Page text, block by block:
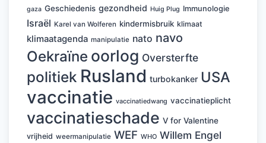
gaza Geschiedenis gezondheid Huig Plug Immunologie
Israël Karel van Wolferen kindermisbruik klimaat
klimaatagenda manipulatie nato navo
Oekraïne oorlog Oversterfte
politiek Rusland turbokanker USA
vaccinatie vaccinatiedwang vaccinatieplicht
vaccinatieschade V for Valentine
vrijheid weermanipulatie WEF WHO Willem Engel